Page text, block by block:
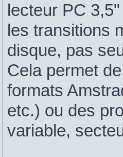
lecteur PC
les transitions
disque, pas
Cela permet
formats
etc.) ou des
variable,